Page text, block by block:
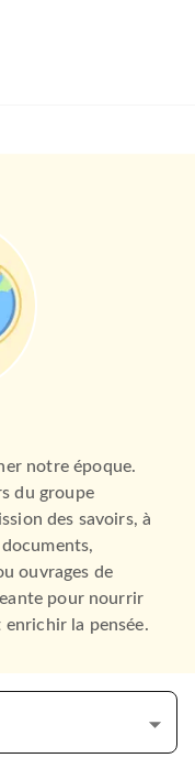
notre époque.
du groupe
des savoirs, à
documents,
ouvrages de
pour nourrir
enrichir la pensée.